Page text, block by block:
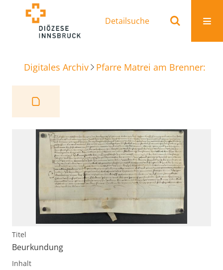
Detailsuche
Digitales Archiv Pfarre Matrei am Brenner:
Titel
Beurkundung
Inhalt